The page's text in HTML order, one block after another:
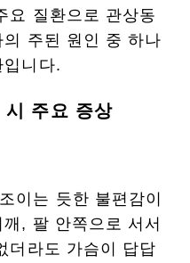
요 질환으로 관상동
주된 원인 중 하나
입니다.
시 주요 증상
이는 듯한 불편감이
, 팔 안쪽으로 서서
더라도 가슴이 답답